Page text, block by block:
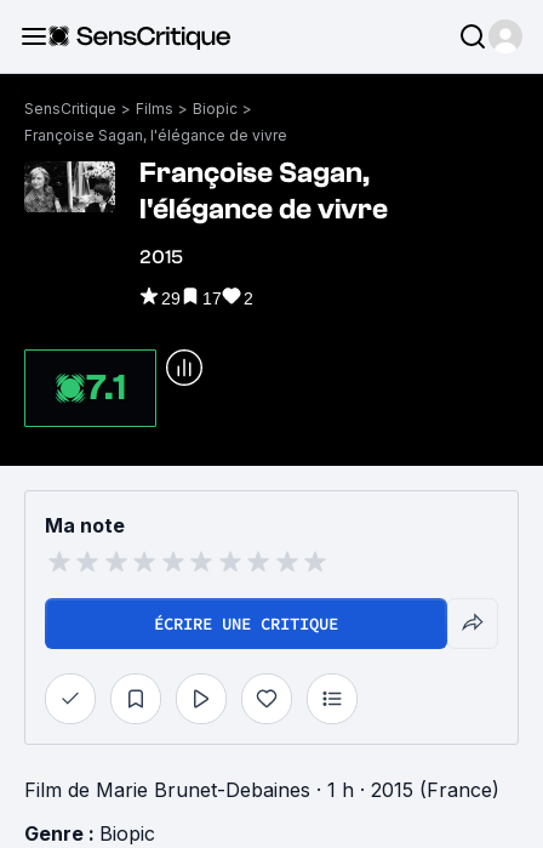
SensCritique > Films > Biopic >
Françoise Sagan, l'élégance de vivre
Françoise Sagan,
l'élégance de vivre
2015
29 17 2
7.1
Ma note
ÉCRIRE UNE CRITIQUE
Film de Marie Brunet-Debaines · 1 h · 2015 (France)
Genre : Biopic